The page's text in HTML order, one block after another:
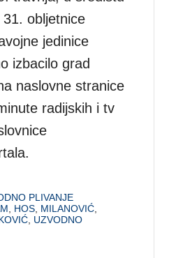
obljetnice
jedinice
izbacilo grad
naslovne stranice
radijskih i tv
PLIVANJE
, HOS, MILANOVIĆ,
, UZVODNO